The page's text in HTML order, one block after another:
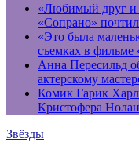
«Любимый друг и
«Сопрано»
«Это была
съемках в фильме
Анна Пересильд
актерскому
Комик Гарик
Кристофера
Звёзды